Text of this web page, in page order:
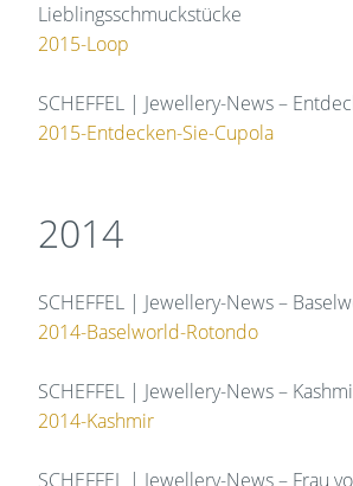
Lieblingsschmuckstücke
2015-Loop
SCHEFFEL | Jewellery-News –
2015-Entdecken-Sie-Cupola
2014
SCHEFFEL | Jewellery-News –
2014-Baselworld-Rotondo
SCHEFFEL | Jewellery-News –
2014-Kashmir
SCHEFFEL | Jewellery-News – Frau